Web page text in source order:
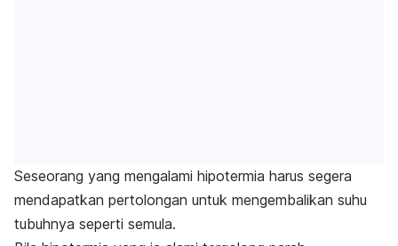
Seseorang yang mengalami hipotermia harus segera
mendapatkan pertolongan untuk mengembalikan suhu
tubuhnya seperti semula.